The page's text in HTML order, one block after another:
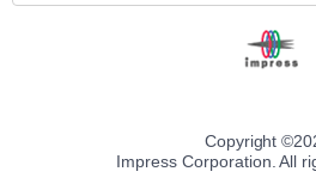
Copyright ©
Impress Corporation. All